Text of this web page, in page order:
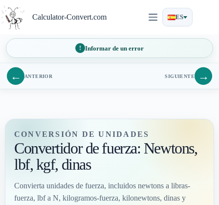
al
contenido
Calculator-Convert.com ES
Informar de un error
← ANTERIOR SIGUIENTE →
CONVERSIÓN DE UNIDADES
Convertidor de fuerza: Newtons,
lbf, kgf, dinas
Convierta unidades de fuerza, incluidos newtons a libras-
fuerza, lbf a N, kilogramos-fuerza, kilonewtons, dinas y